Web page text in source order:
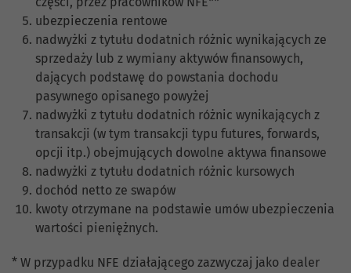
ubezpieczenia rentowe
nadwyżki z tytułu dodatnich różnic wynikających ze
sprzedaży lub z wymiany aktywów finansowych,
dających podstawę do powstania dochodu
pasywnego opisanego powyżej
nadwyżki z tytułu dodatnich różnic wynikających z
transakcji (w tym transakcji typu futures, forwards,
opcji itp.) obejmujących dowolne aktywa finansowe
nadwyżki z tytułu dodatnich różnic kursowych
dochód netto ze swapów
kwoty otrzymane na podstawie umów ubezpieczenia
wartości pieniężnych.
* W przypadku NFE działającego zazwyczaj jako dealer